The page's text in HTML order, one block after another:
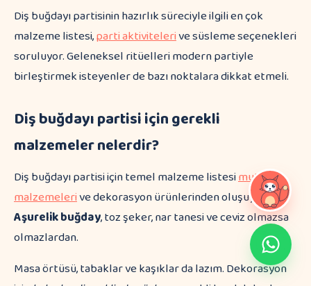
Diş buğdayı partisinin hazırlık süreciyle ilgili en çok
malzeme listesi,parti aktivitelerive süsleme seçenekleri
soruluyor. Geleneksel ritüelleri modern partiyle
birleştirmek isteyenler de bazı noktalara dikkat etmeli.
Diş buğdayı partisi için gerekli
malzemeler nelerdir?
Diş buğdayı partisi için temel malzeme listesimutfak
malzemelerive dekorasyon ürünlerinden oluşuyor.
Aşurelik buğday, toz şeker, nar tanesi ve ceviz olmazsa
olmazlardan.
Masa örtüsü, tabaklar ve kaşıklar da lazım. Dekorasyon